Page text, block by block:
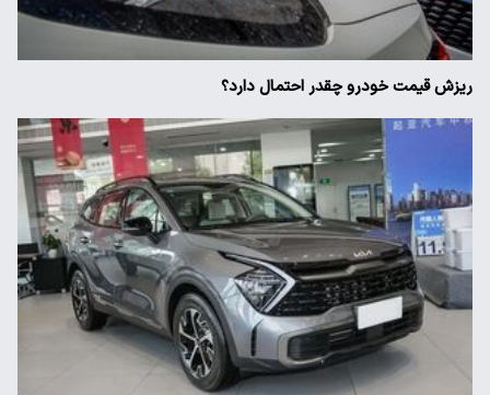
ریزش قیمت خودرو چقدر احتمال دارد؟